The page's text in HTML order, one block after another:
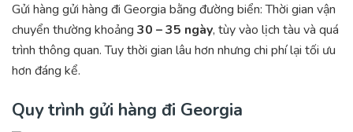
Gửi hàng gửi hàng đi Georgia bằng đường biển: Thời gian vận
chuyển thường khoảng 30 – 35 ngày, tùy vào lịch tàu và quá
trình thông quan. Tuy thời gian lâu hơn nhưng chi phí lại tối ưu
hơn đáng kể.
Quy trình gửi hàng đi Georgia